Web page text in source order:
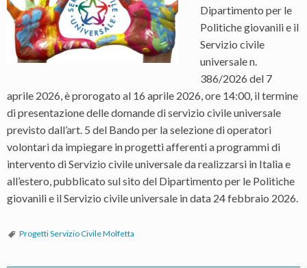
Dipartimento per le
Politiche giovanili e il
Servizio civile
universale n.
386/2026 del 7
aprile 2026, è prorogato al 16 aprile 2026, ore 14:00, il termine
di presentazione delle domande di servizio civile universale
previsto dall’art. 5 del Bando per la selezione di operatori
volontari da impiegare in progetti afferenti a programmi di
intervento di Servizio civile universale da realizzarsi in Italia e
all’estero, pubblicato sul sito del Dipartimento per le Politiche
giovanili e il Servizio civile universale in data 24 febbraio 2026.
Progetti Servizio Civile Molfetta